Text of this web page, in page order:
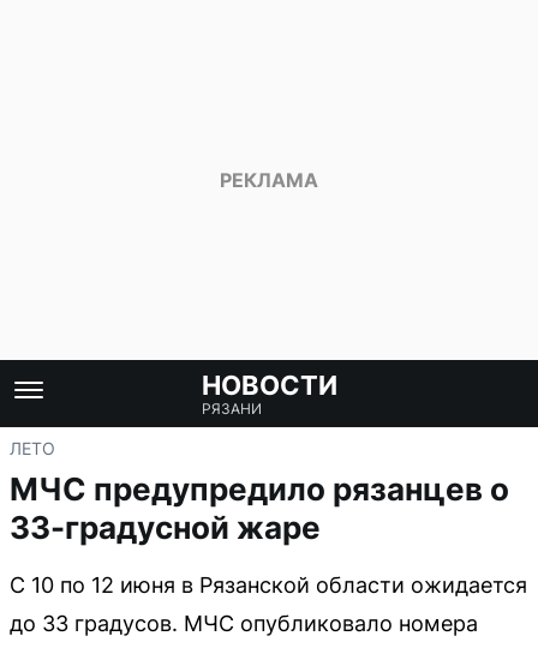
НОВОСТИ
РЯЗАНИ
ЛЕТО
МЧС предупредило рязанцев о
33-градусной жаре
С 10 по 12 июня в Рязанской области ожидается
до 33 градусов. МЧС опубликовало номера